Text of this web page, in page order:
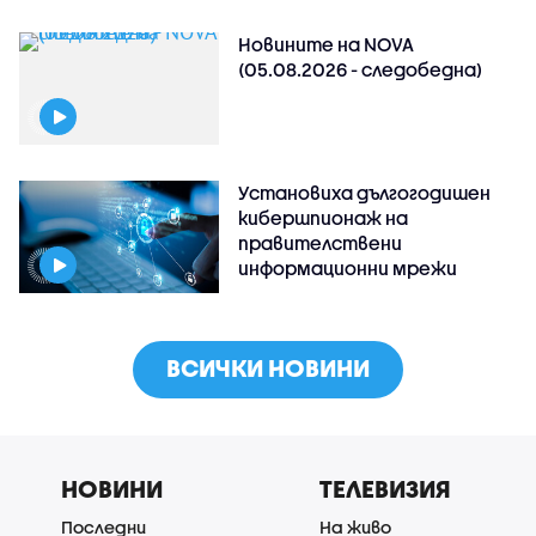
Новините на NOVA
(05.08.2026 - следобедна)
Установиха дългогодишен
кибершпионаж на
правителствени
информационни мрежи
ВСИЧКИ НОВИНИ
НОВИНИ
Последни
ТЕЛЕВИЗИЯ
На живо